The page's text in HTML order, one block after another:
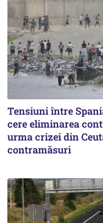
Tensiuni între
cere eliminarea
urma crizei din
contramăsuri